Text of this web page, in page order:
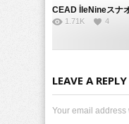
1.71K 4
LEAVE A REPLY
Your email address